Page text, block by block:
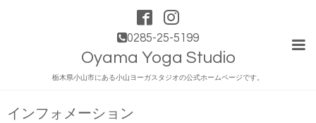
0285-25-5199
Oyama Yoga Studio
栃木県小山市にある小山ヨーガスタジオの公式ホームページです。
インフォメーション